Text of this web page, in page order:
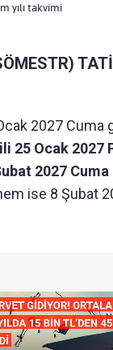
yılı takvimi
2027 Cuma
25 Ocak 2027
2027 Cuma
ise 8 Şubat